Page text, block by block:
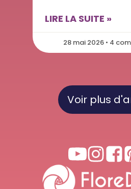
LIRE LA SUITE »
28 mai 2026 • 4
Voir plus